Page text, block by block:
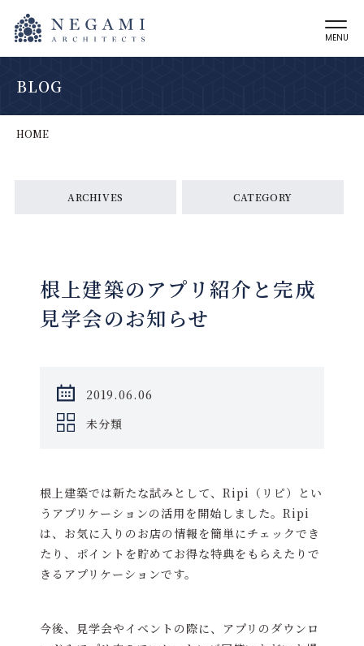
MENU
BLOG
HOME
ARCHIVES CATEGORY
根上建築のアプリ紹介と完成
見学会のお知らせ
2019.06.06
未分類
根上建築では新たな試みとして、Ripi（リピ）とい
うアプリケーションの活用を開始しました。Ripi
は、お気に入りのお店の情報を簡単にチェックでき
たり、ポイントを貯めてお得な特典をもらえたりで
きるアプリケーションです。
今後、見学会やイベントの際に、アプリのダウンロ